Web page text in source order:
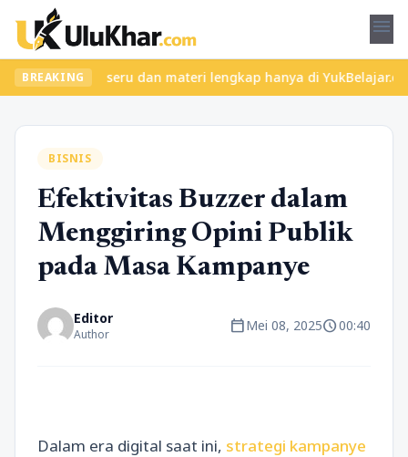
menu
BREAKING
kelas seru dan materi lengkap hanya di YukBelajar.com.
BISNIS
Efektivitas Buzzer dalam
Menggiring Opini Publik
pada Masa Kampanye
Editor
Author calendar_todayMei 08, 2025schedule00:40
Dalam era digital saat ini, strategi kampanye